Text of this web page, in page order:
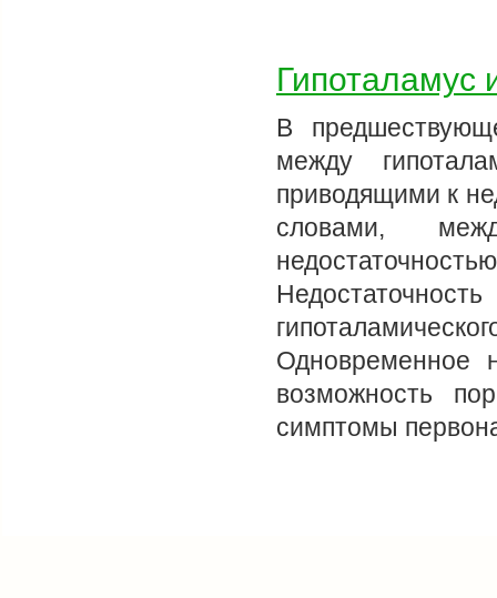
Гипоталамус
В
между
приводящими к
словами,
Одновременное
возможность
симптомы